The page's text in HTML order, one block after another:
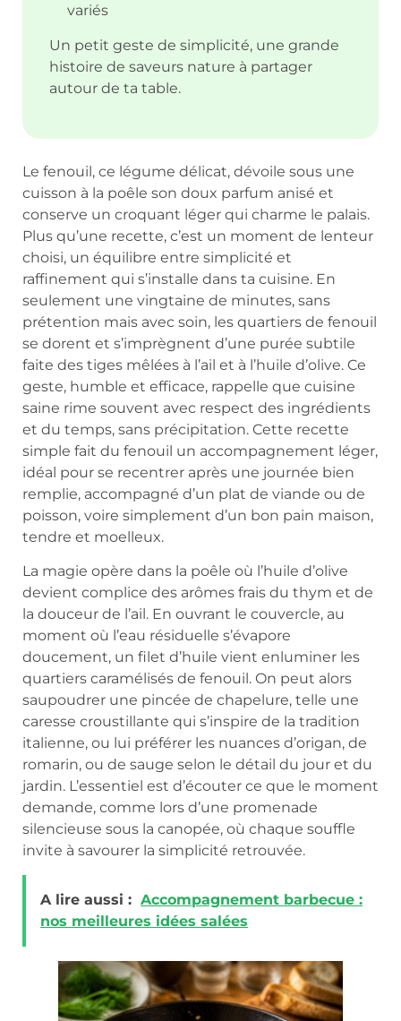
variés
Un petit geste de simplicité, une grande
histoire de saveurs nature à partager
autour de ta table.
Le fenouil, ce légume délicat, dévoile sous une
cuisson à la poêle son doux parfum anisé et
conserve un croquant léger qui charme le palais.
Plus qu’une recette, c’est un moment de lenteur
choisi, un équilibre entre simplicité et
raffinement qui s’installe dans ta cuisine. En
seulement une vingtaine de minutes, sans
prétention mais avec soin, les quartiers de fenouil
se dorent et s’imprègnent d’une purée subtile
faite des tiges mêlées à l’ail et à l’huile d’olive. Ce
geste, humble et efficace, rappelle que cuisine
saine rime souvent avec respect des ingrédients
et du temps, sans précipitation. Cette recette
simple fait du fenouil un accompagnement léger,
idéal pour se recentrer après une journée bien
remplie, accompagné d’un plat de viande ou de
poisson, voire simplement d’un bon pain maison,
tendre et moelleux.
La magie opère dans la poêle où l’huile d’olive
devient complice des arômes frais du thym et de
la douceur de l’ail. En ouvrant le couvercle, au
moment où l’eau résiduelle s’évapore
doucement, un filet d’huile vient enluminer les
quartiers caramélisés de fenouil. On peut alors
saupoudrer une pincée de chapelure, telle une
caresse croustillante qui s’inspire de la tradition
italienne, ou lui préférer les nuances d’origan, de
romarin, ou de sauge selon le détail du jour et du
jardin. L’essentiel est d’écouter ce que le moment
demande, comme lors d’une promenade
silencieuse sous la canopée, où chaque souffle
invite à savourer la simplicité retrouvée.
A lire aussi : Accompagnement barbecue :
nos meilleures idées salées